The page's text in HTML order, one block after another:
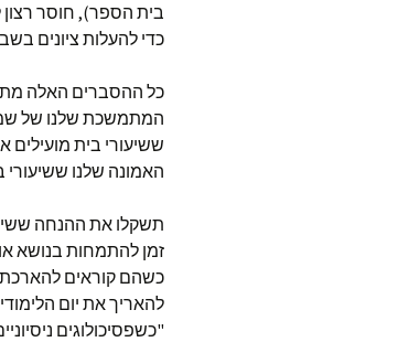
בית הספר), חוסר
כדי להעלות ציונים
כל ההסברים האלה
המתמשכת שלנו של
ששיעורי בית
האמונה שלנו ששיעורי
תשקלו את ההנחה
זמן להתמחות בנושא
כשהם קוראים להארכת
להאריך את יום
"כשפסיכולוגים